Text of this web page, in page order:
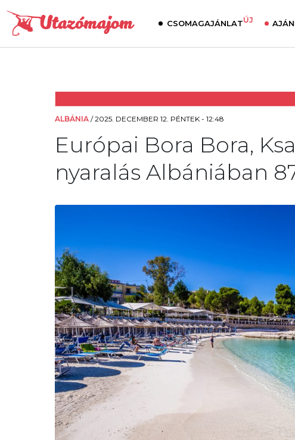
CSOMAGAJÁNLATÚJ
ALBÁNIA /2025. DECEMBER 12. PÉNTEK - 12:48
Európai Bora Bora,
nyaralás Albániában